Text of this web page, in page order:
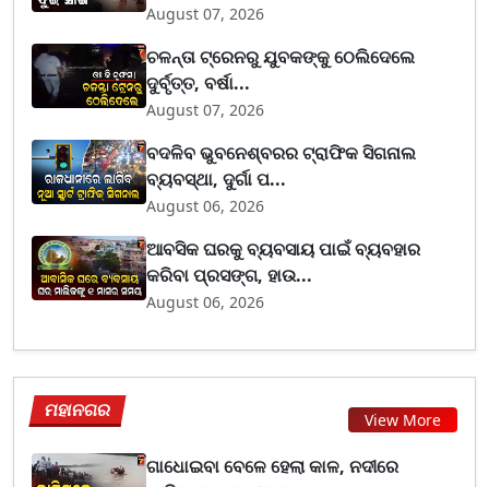
August 07, 2026
ଚଳନ୍ତା ଟ୍ରେନରୁ ଯୁବକଙ୍କୁ ଠେଲିଦେଲେ
ଦୁର୍ବୃତ୍ତ, ବର୍ଷା...
August 07, 2026
ବଦଳିବ ଭୁବନେଶ୍ବରର ଟ୍ରାଫିକ ସିଗନାଲ
ବ୍ୟବସ୍ଥା, ଦୁର୍ଗା ପ...
August 06, 2026
ଆବସିକ ଘରକୁ ବ୍ୟବସାୟ ପାଇଁ ବ୍ୟବହାର
କରିବା ପ୍ରସଙ୍ଗ, ହାଉ...
August 06, 2026
ମହାନଗର View More
ଗାଧୋଇବା ବେଳେ ହେଲା କାଳ, ନଦୀରେ